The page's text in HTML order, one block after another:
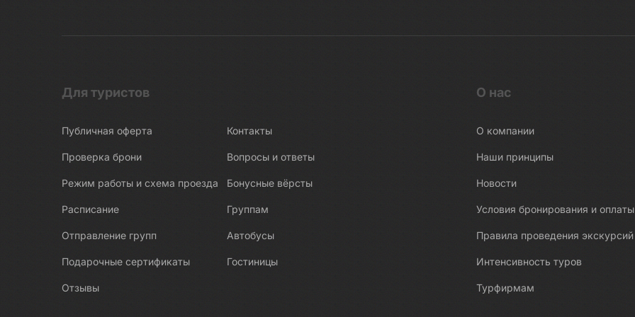
Битва за Ленинград
Бобруйск
Боголюбово
Богословка
Бокситогорск
Болгар
Бологое
Для туристов
Публичная оферта
Проверка брони
Режим работы и схема проезда
Расписание
Отправление групп
Подарочные сертификаты
Отзывы
Контакты
Вопросы и ответы
Бонусные вёрсты
Группам
Автобусы
Гостиницы
О нас
О компании
Наши принципы
Новости
Условия бронирования и оплаты
Правила проведения экскурсий
Интенсивность туров
Турфирмам